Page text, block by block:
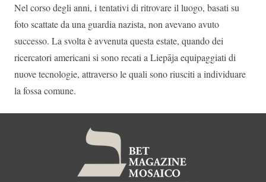
Nel corso degli anni, i tentativi di ritrovare il luogo, basati su
foto scattate da una guardia nazista, non avevano avuto
successo. La svolta è avvenuta questa estate, quando dei
ricercatori americani si sono recati a Liepāja equipaggiati di
nuove tecnologie, attraverso le quali sono riusciti a individuare
la fossa comune.